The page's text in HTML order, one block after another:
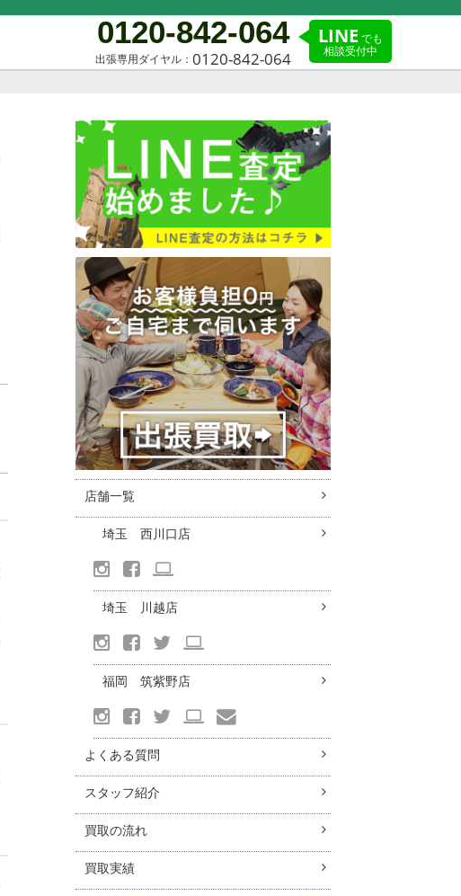
LINE でも
相談受付中
0120-842-064
出張専用ダイヤル： 0120-842-064
店舗一覧
埼玉 西川口店
埼玉 川越店
福岡 筑紫野店
よくある質問
スタッフ紹介
買取の流れ
買取実績